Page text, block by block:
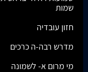
שמות
חזון עובדיה
מדרש רבה-ה כרכים
מי מרום א- לשמונה